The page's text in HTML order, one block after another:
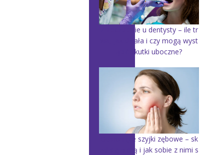
Znieczulenie u dentysty – ile tr
wa, jak działa i czy mogą wyst
ąpić skutki uboczne?
Odsłonięte szyjki zębowe – sk
ąd się biorą i jak sobie z nimi s